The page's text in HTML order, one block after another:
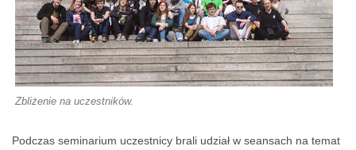
Zbliżenie na uczestników.
Podczas seminarium uczestnicy brali udział w seansach na temat